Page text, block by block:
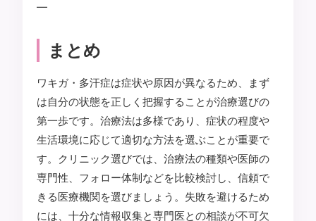
—
まとめ
ワキガ・多汗症は症状や原因が異なるため、まず
は自分の状態を正しく把握することが治療選びの
第一歩です。治療法は多様であり、症状の程度や
生活環境に応じて適切な方法を選ぶことが重要で
す。クリニック選びでは、治療法の種類や医師の
専門性、フォロー体制などを比較検討し、信頼で
きる医療機関を選びましょう。失敗を避けるため
には、十分な情報収集と専門医との相談が不可欠